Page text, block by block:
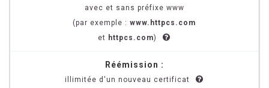
avec et sans préfixe www
(par exemple : www.httpcs.com
et httpcs.com)
Réémission :
illimitée d'un nouveau certificat